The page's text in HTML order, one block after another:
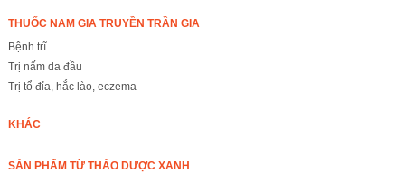
THUỐC NAM GIA TRUYỀN TRẦN GIA
Bệnh trĩ
Trị nấm da đầu
Trị tổ đỉa, hắc lào, eczema
KHÁC
SẢN PHẨM TỪ THẢO DƯỢC XANH